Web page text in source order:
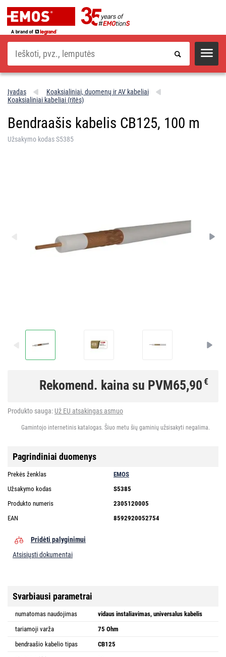
Paieška
Įvadas
Koaksialiniai, duomenų ir AV kabeliai
Koaksialiniai kabeliai (ritės)
Bendraašis kabelis CB125, 100 m
Užsakymo kodas S5385
Rekomend. kaina su PVM65,90€
Produkto sauga: Už EU atsakingas asmuo
Gamintojo internetinis katalogas. Šiuo metu šių gaminių užsisakyti negalima.
Pagrindiniai duomenys
Prekės ženklas
EMOS
Užsakymo kodas
S5385
Produkto numeris
2305120005
EAN
8592920052754
Pridėti palyginimui
Atsisiųsti dokumentai
Svarbiausi parametrai
numatomas naudojimas
vidaus instaliavimas, universalus kabelis
tariamoji varža
75 Ohm
bendraašio kabelio tipas
CB125